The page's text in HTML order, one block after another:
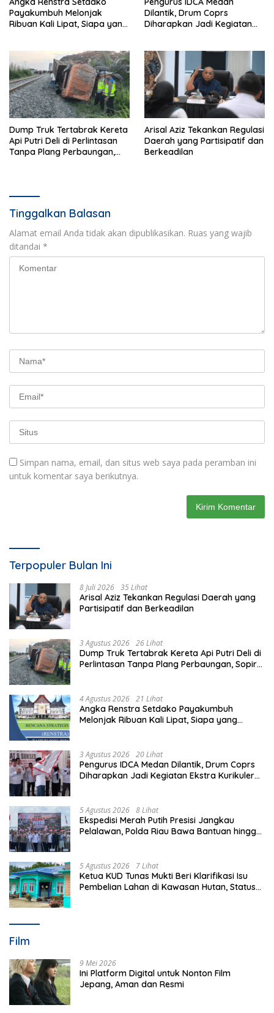
Payakumbuh Melonjak
Ribuan Kali Lipat, Siapa yang
Dilantik, Drum Coprs
Diharapkan Jadi Kegiatan
Dump Truk Tertabrak Kereta
Api Putri Deli di Perlintasan
Tanpa Plang Perbaungan,
Arisal Aziz Tekankan Regulasi
Daerah yang Partisipatif dan
Berkeadilan
Tinggalkan Balasan
Alamat email Anda tidak akan dipublikasikan. Ruas yang wajib
ditandai *
Simpan nama, email, dan situs web saya pada peramban ini
untuk komentar saya berikutnya.
Terpopuler Bulan Ini
8 Juli 2026 35 Lihat
Arisal Aziz Tekankan Regulasi Daerah yang
Partisipatif dan Berkeadilan
3 Agustus 2026 26 Lihat
Dump Truk Tertabrak Kereta Api Putri Deli di
Perlintasan Tanpa Plang Perbaungan, Sopir
4 Agustus 2026 21 Lihat
Angka Renstra Setdako Payakumbuh
Melonjak Ribuan Kali Lipat, Siapa yang
3 Agustus 2026 20 Lihat
Pengurus IDCA Medan Dilantik, Drum Coprs
Diharapkan Jadi Kegiatan Ekstra Kurikuler
5 Agustus 2026 8 Lihat
Ekspedisi Merah Putih Presisi Jangkau
Pelalawan, Polda Riau Bawa Bantuan hingga
5 Agustus 2026 7 Lihat
Ketua KUD Tunas Mukti Beri Klarifikasi Isu
Pembelian Lahan di Kawasan Hutan, Status
Film
9 Mei 2026
Ini Platform Digital untuk Nonton Film
Jepang, Aman dan Resmi